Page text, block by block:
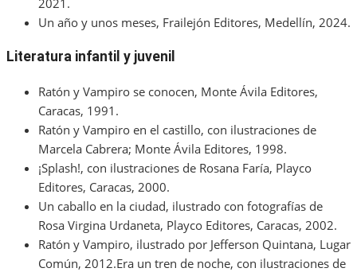
Un año y unos meses, Frailejón Editores, Medellín, 2024.
Literatura infantil y juvenil
Ratón y Vampiro se conocen, Monte Ávila Editores,
Caracas, 1991.
Ratón y Vampiro en el castillo, con ilustraciones de
Marcela Cabrera; Monte Ávila Editores, 1998.
¡Splash!, con ilustraciones de Rosana Faría, Playco
Editores, Caracas, 2000.
Un caballo en la ciudad, ilustrado con fotografías de
Rosa Virgina Urdaneta, Playco Editores, Caracas, 2002.
Ratón y Vampiro, ilustrado por Jefferson Quintana, Lugar
Común, 2012.Era un tren de noche, con ilustraciones de